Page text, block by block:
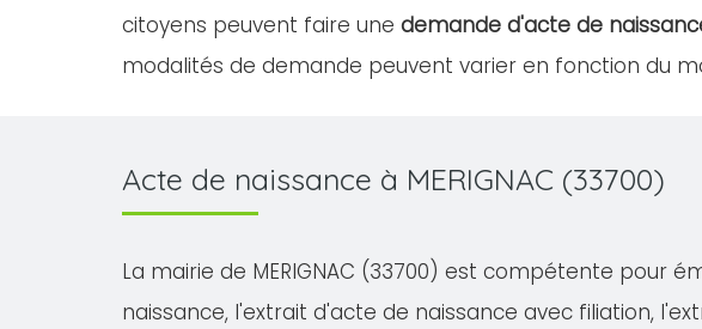
citoyens peuvent faire une demande d'acte de
modalités de demande peuvent varier en fonction du
Acte de naissance à MERIGNAC (33700)
La mairie de MERIGNAC (33700) est compétente pour
naissance, l'extrait d'acte de naissance avec filiation,